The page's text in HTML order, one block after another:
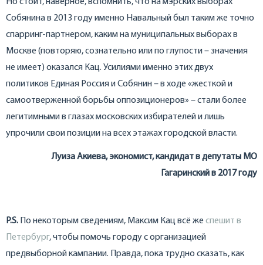
Собянина в 2013 году именно Навальный был таким же точно
спарринг-партнером, каким на муниципальных выборах в
Москве (повторяю, сознательно или по глупости – значения
не имеет) оказался Кац. Усилиями именно этих двух
политиков Единая Россия и Собянин – в ходе «жесткой и
самоотверженной борьбы оппозиционеров» – стали более
легитимными в глазах московских избирателей и лишь
упрочили свои позиции на всех этажах городской власти.
Луиза Акиева, экономист, кандидат в депутаты МО
Гагаринский в 2017 году
P.S. По некоторым сведениям, Максим Кац всё же спешит в
Петербург, чтобы помочь городу с организацией
предвыборной кампании. Правда, пока трудно сказать, как